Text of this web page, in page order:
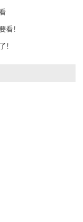
看！
！